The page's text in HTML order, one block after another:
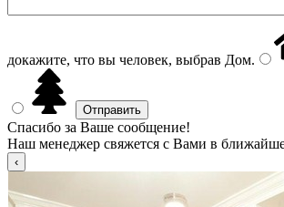
докажите, что вы человек, выбрав Дом.
Спасибо за Ваше сообщение!
Наш менеджер свяжется с Вами в